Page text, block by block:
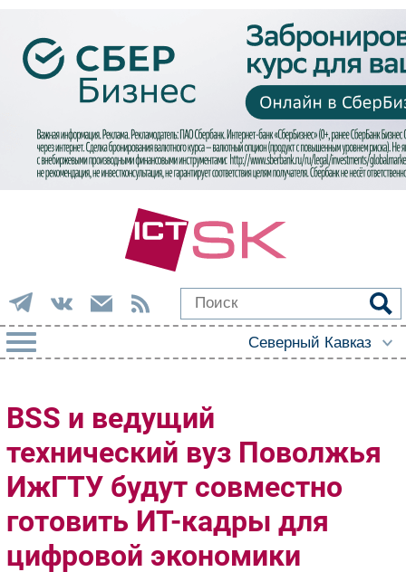
Импорто­замещение
Автоматизация Промышленности
Интернет
Мобильная связь
Фиксированная связь
Интеграция
BSS и ведущий
технический вуз Поволжья
ИжГТУ будут совместно
готовить ИТ-кадры для
цифровой экономики